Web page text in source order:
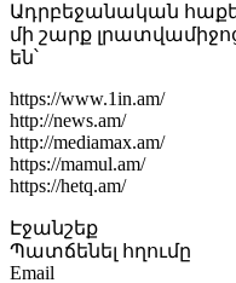
Ադրբեջանական
մի շարք
են՝
https://www.1in.am/
http://news.am/
http://mediamax.am/
https://mamul.am/
https://hetq.am/
Էջանշեք
Պատճենել հղումը
Email